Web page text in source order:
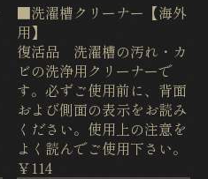
■洗濯槽クリーナー【海外
用】
復活品 洗濯槽の汚れ・カ
ビの洗浄用クリーナーで
す。必ずご使用前に、背面
および側面の表示をお読み
ください。使用上の注意を
よく読んでご使用下さい。
￥114